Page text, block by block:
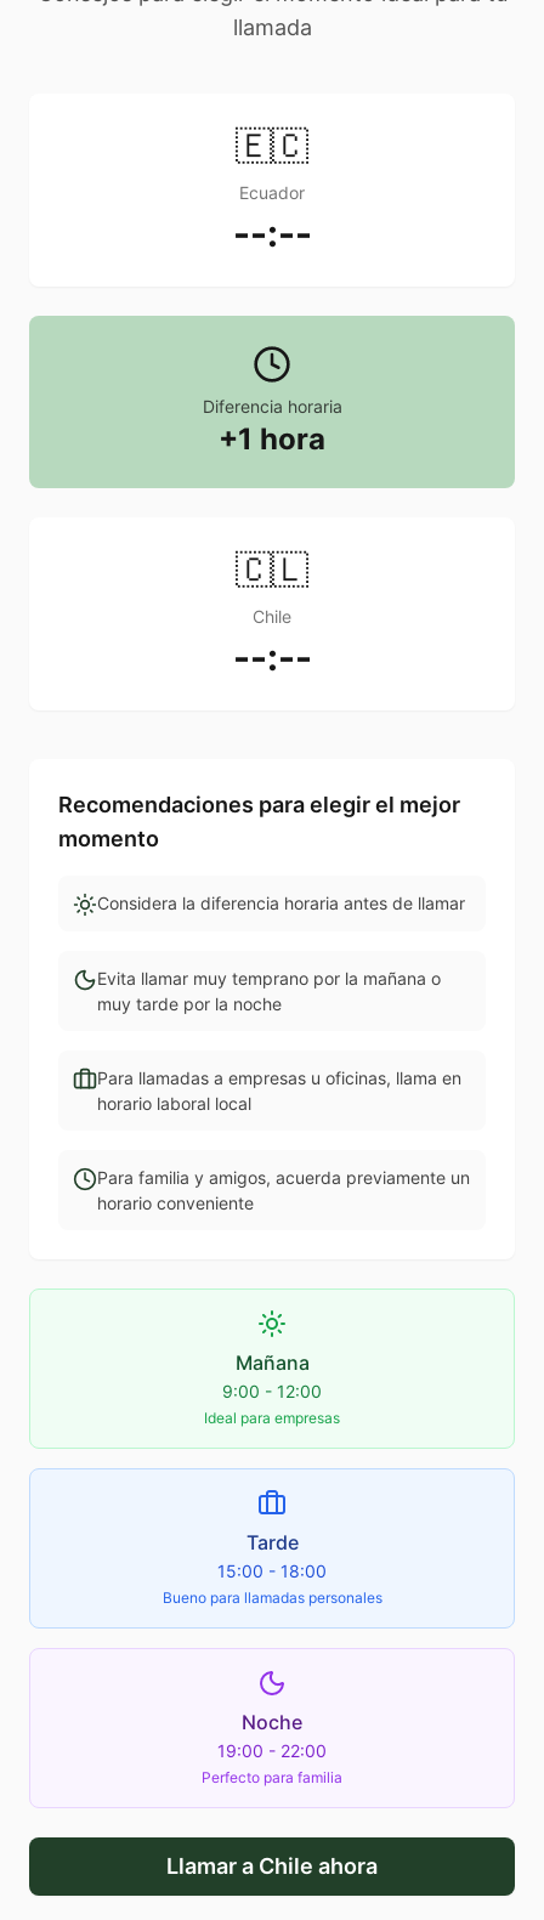
llamada
🇪🇨
Ecuador
--:--
Diferencia horaria
+1 hora
🇨🇱
Chile
--:--
Recomendaciones para elegir el mejor
momento
Considera la diferencia horaria antes de llamar
Evita llamar muy temprano por la mañana o
muy tarde por la noche
Para llamadas a empresas u oficinas, llama en
horario laboral local
Para familia y amigos, acuerda previamente un
horario conveniente
Mañana
9:00 - 12:00
Ideal para empresas
Tarde
15:00 - 18:00
Bueno para llamadas personales
Noche
19:00 - 22:00
Perfecto para familia
Llamar a Chile ahora